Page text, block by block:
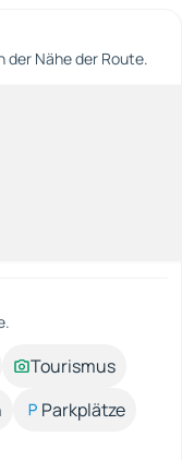
der Nähe der Route.
Tourismus
Parkplätze